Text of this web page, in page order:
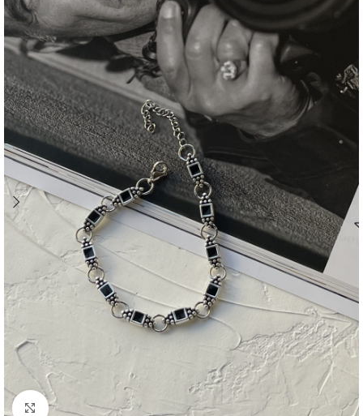
Click to enlarge